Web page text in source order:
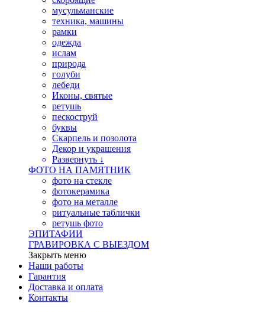
мусульманские
техника, машины
рамки
одежда
ислам
природа
голуби
лебеди
Иконы, святые
ретушь
пескоструй
буквы
Скарпель и позолота
Декор и украшения
Развернуть ↓
ФОТО НА ПАМЯТНИК
фото на стекле
фотокерамика
фото на металле
ритуальные таблички
ретушь фото
ЭПИТАФИИ
ГРАВИРОВКА С ВЫЕЗДОМ
Закрыть меню
Наши работы
Гарантия
Доставка и оплата
Контакты